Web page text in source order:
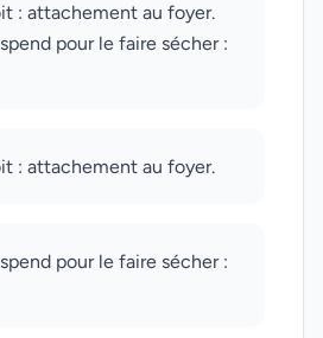
: attachement au foyer.
pour le faire sécher :
: attachement au foyer.
pour le faire sécher :